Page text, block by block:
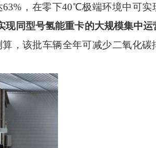
63% ，在零下40℃极端环境中可实
现同型号氢能重卡的大规模集中运
算，该批车辆全年可减少二氧化碳